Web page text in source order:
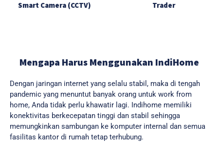
Smart Camera (CCTV) Trader
Mengapa Harus Menggunakan IndiHome
Dengan jaringan internet yang selalu stabil, maka di tengah
pandemic yang menuntut banyak orang untuk work from
home, Anda tidak perlu khawatir lagi. Indihome memiliki
konektivitas berkecepatan tinggi dan stabil sehingga
memungkinkan sambungan ke komputer internal dan semua
fasilitas kantor di rumah tetap terhubung.